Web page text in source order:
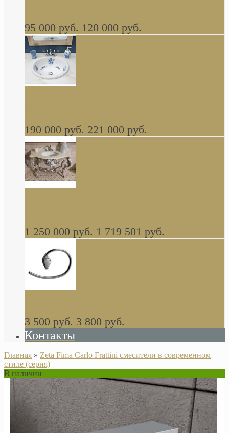
навесное КОМПЛЕКТ
95 000 руб. 120 000 руб.
Decorated Bathroom раковина овальная
встраиваемая для ванной с рисунком синяя
роза В НАЛИЧИИ
190 000 руб. 221 000 руб.
стиле барокко, из массива дерева, светло
коричневый матовый окрас + серебро
1 250 000 руб. 1 719 501 руб.
Khala Colombo аксессуары (серия) В
НАЛИЧИИ
3 500 руб. 3 800 руб.
Контакты
Главная » Zeta Fima Carlo Frattini смесители в современном
стиле (серия)
В наличии